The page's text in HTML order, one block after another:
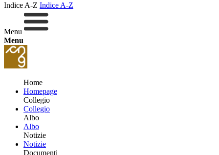
Indice A-Z Indice A-Z
Menu
Menu
Home
Homepage
Collegio
Collegio
Albo
Albo
Notizie
Notizie
Documenti